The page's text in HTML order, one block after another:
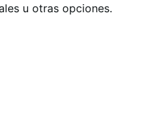
u otras opciones.